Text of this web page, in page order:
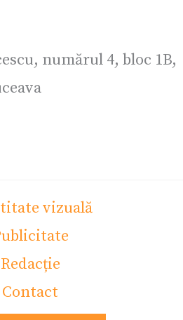
numărul 4, bloc 1B,
vizuală
Redacție
Contact